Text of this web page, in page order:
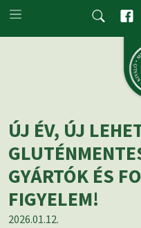
Skip to main content
ÚJ ÉV, ÚJ
GYÁRTÓK ÉS
FIGYELEM!
2026.01.12.